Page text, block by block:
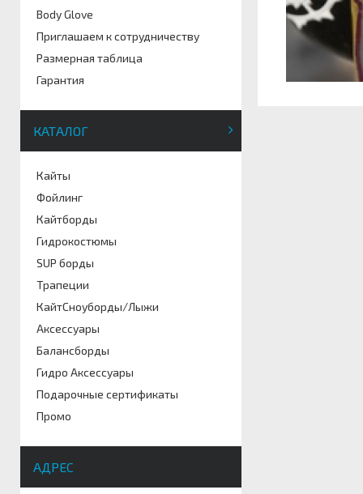
Body Glove
Приглашаем к сотрудничеству
Размерная таблица
Гарантия
КАТАЛОГ
Кайты
Фойлинг
Кайтборды
Гидрокостюмы
SUP борды
Трапеции
КайтСноуборды/Лыжи
Аксессуары
Балансборды
Гидро Аксессуары
Подарочные сертификаты
Промо
АДРЕС